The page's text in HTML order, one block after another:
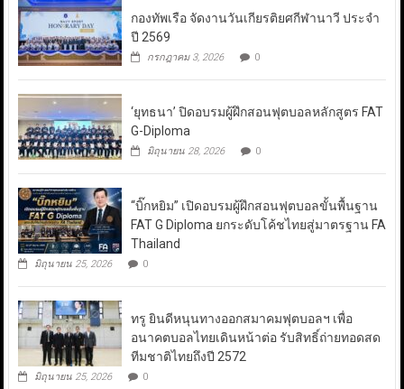
กองทัพเรือ จัดงานวันเกียรติยศกีฬานาวี ประจำ
ปี 2569
กรกฎาคม 3, 2026 0
‘ยุทธนา’ ปิดอบรมผู้ฝึกสอนฟุตบอลหลักสูตร FAT
G-Diploma
มิถุนายน 28, 2026 0
“บิ๊กหยิม” เปิดอบรมผู้ฝึกสอนฟุตบอลขั้นพื้นฐาน
FAT G Diploma ยกระดับโค้ชไทยสู่มาตรฐาน FA
Thailand
มิถุนายน 25, 2026 0
ทรู ยินดีหนุนทางออกสมาคมฟุตบอลฯ เพื่อ
อนาคตบอลไทยเดินหน้าต่อ รับสิทธิ์ถ่ายทอดสด
ทีมชาติไทยถึงปี 2572
มิถุนายน 25, 2026 0